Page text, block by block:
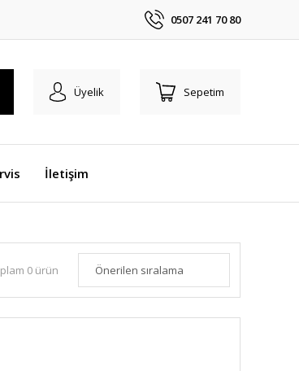
0507 241 70 80
Üyelik Sepetim
İletişim
0 ürün